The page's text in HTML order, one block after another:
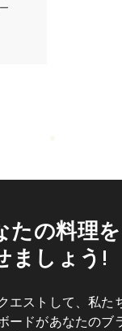
たの料理
ましょう!
エストして、私た
ードがあなたのブ